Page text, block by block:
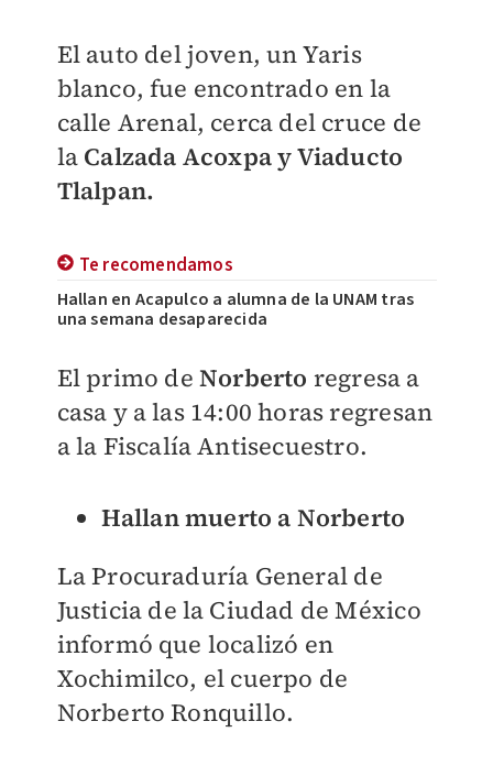
El auto del joven, un Yaris
blanco, fue encontrado en la
calle Arenal, cerca del cruce de
la Calzada Acoxpa y Viaducto
Tlalpan.
Te recomendamos
Hallan en Acapulco a alumna de la UNAM tras
una semana desaparecida
El primo de Norberto regresa a
casa y a las 14:00 horas regresan
a la Fiscalía Antisecuestro.
Hallan muerto a Norberto
La Procuraduría General de
Justicia de la Ciudad de México
informó que localizó en
Xochimilco, el cuerpo de
Norberto Ronquillo.